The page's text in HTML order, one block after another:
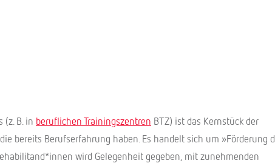
B. in beruflichen Trainingszentren BTZ) ist das Kernstück der
bereits Berufserfahrung haben. Es handelt sich um »Förderung
wird Gelegenheit gegeben, mit zunehmenden